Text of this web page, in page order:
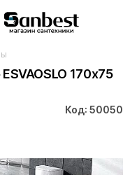
170х75
Код: 50050